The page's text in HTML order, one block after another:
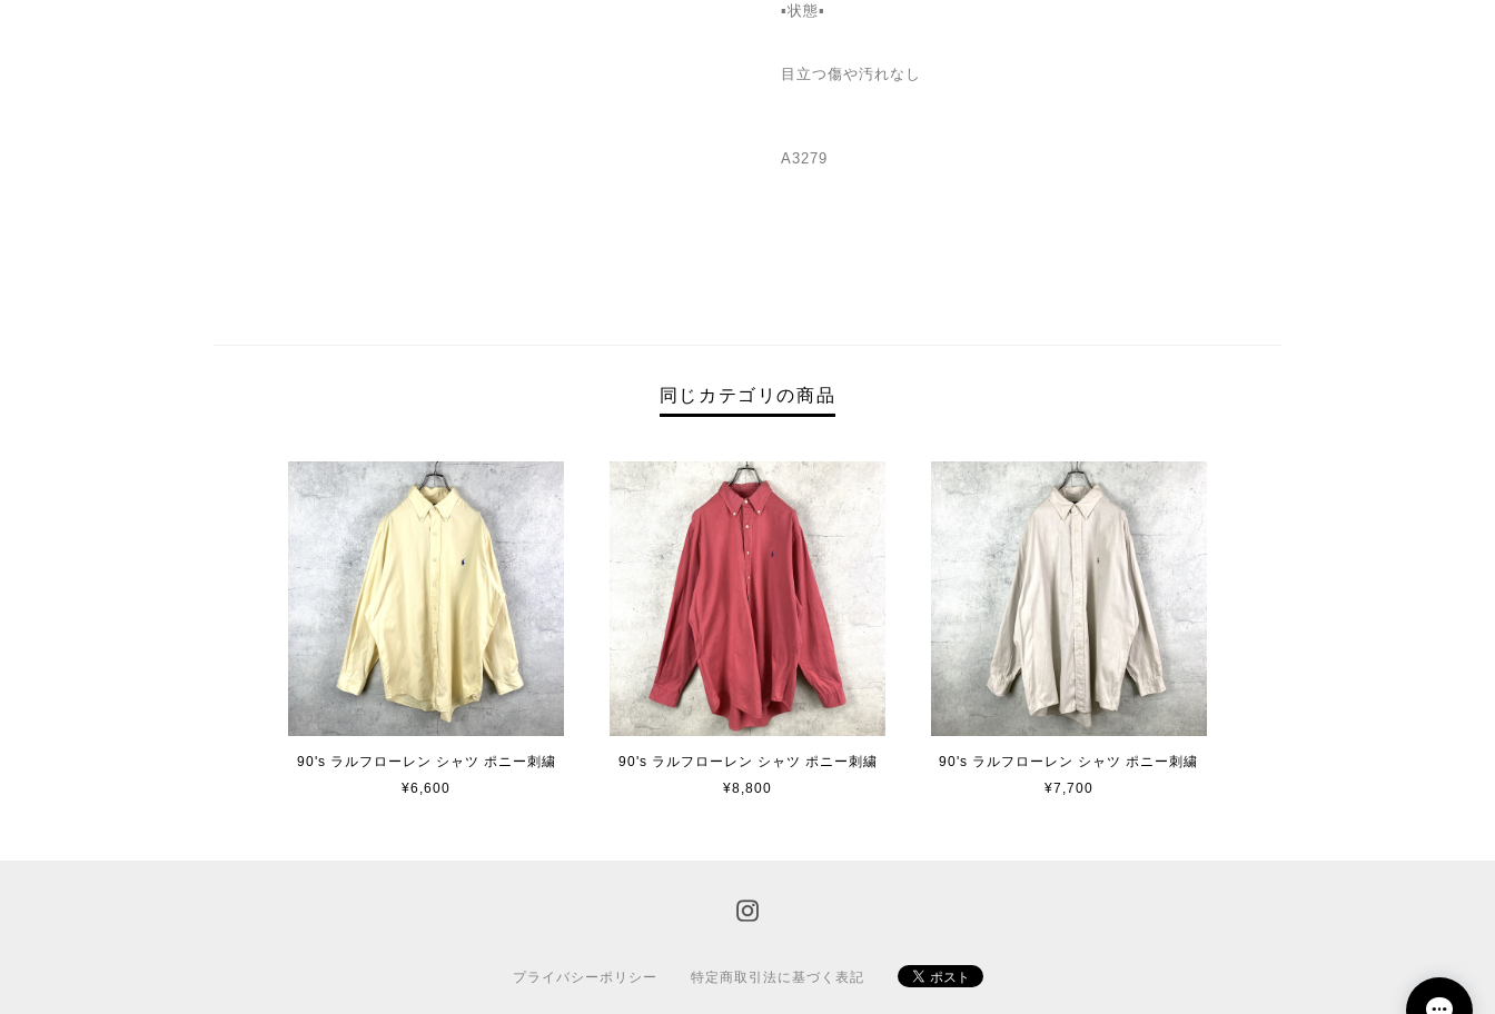
▪️状態▪️
目立つ傷や汚れなし
A3279
同じカテゴリの商品
90's ラルフローレン シャツ ポニー刺繍
¥6,600
90's ラルフローレン シャツ ポニー刺繍
¥8,800
90's ラルフローレン シャツ ポニー刺繍
¥7,700
プライバシーポリシー 特定商取引法に基づく表記